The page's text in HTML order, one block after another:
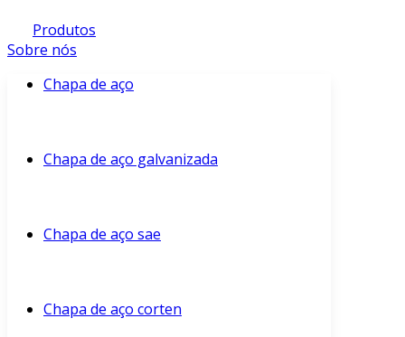
Produtos
Sobre nós
Chapa de aço
Chapa de aço galvanizada
Chapa de aço sae
Chapa de aço corten